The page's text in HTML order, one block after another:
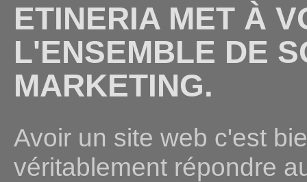
ETINERIA MET À
L'ENSEMBLE DE
MARKETING.
Avoir un site web c'est
véritablement répondre